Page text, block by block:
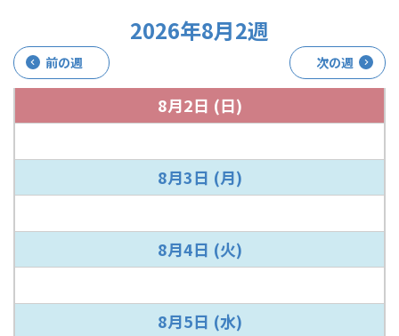
2026年8月2週
前の週 次の週
8月2日 (日)
8月3日 (月)
8月4日 (火)
8月5日 (水)